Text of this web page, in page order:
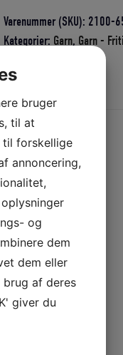
X
65
X
X
3000
KN
MØRKE
GRØN
antal
Varenummer (SKU): 2100-
Kategorier: Garn, Garn -
bruger
til at
til forskellige
annoncering,
og
dem
dem eller
brug af deres
giver du